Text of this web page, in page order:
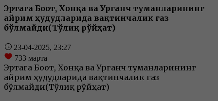
Эртага Боғот, Хонқа ва Урганч туманларининг
айрим ҳудудларида вақтинчалик газ
бўлмайди(Тўлиқ рўйҳат)
23-04-2025, 23:27
733 марта
Эртага Боғот, Хонқа ва Урганч туманларининг
айрим ҳудудларида вақтинчалик газ
бўлмайди(Тўлиқ рўйҳат)